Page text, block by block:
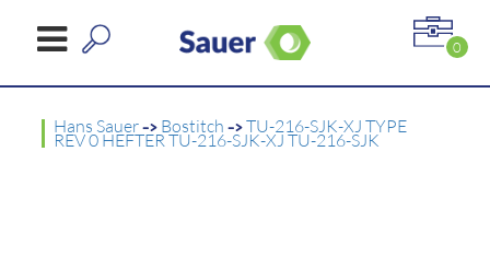
0
Hans Sauer-> Bostitch ->TU-216-SJK-XJ TYPE
REV 0 HEFTER TU-216-SJK-XJ TU-216-SJK